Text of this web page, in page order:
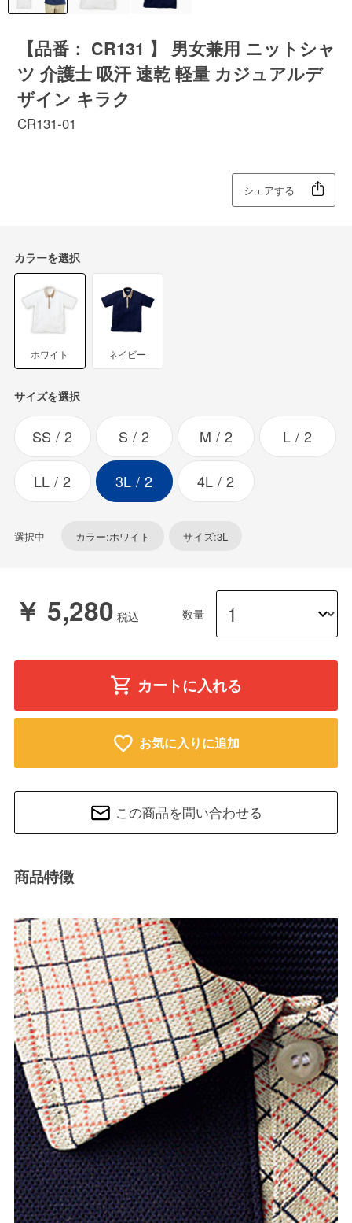
【品番： CR131 】 男女兼用 ニットシャ
ツ 介護士 吸汗 速乾 軽量 カジュアルデ
ザイン キラク
CR131-01
シェアする
カラーを選択
ホワイト ネイビー
サイズを選択
SS 2 S 2 M 2 L 2
LL 2 3L 2 4L 2
選択中 カラー:ホワイト サイズ:3L
￥ 5,280 数量
カートに入れる
お気に入りに追加
この商品を問い合わせる
商品特徴